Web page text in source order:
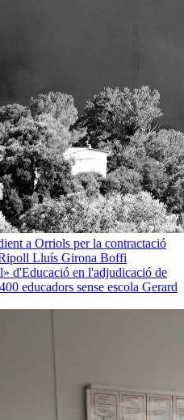
a Orriols per la contractació
Lluís Girona Boffi
d'Educació en l'adjudicació de
educadors sense escola Gerard